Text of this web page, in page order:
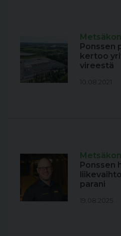
Ponssen
kertoo
vireestä
10.08.2021
Ponssen
parani
19.08.2025